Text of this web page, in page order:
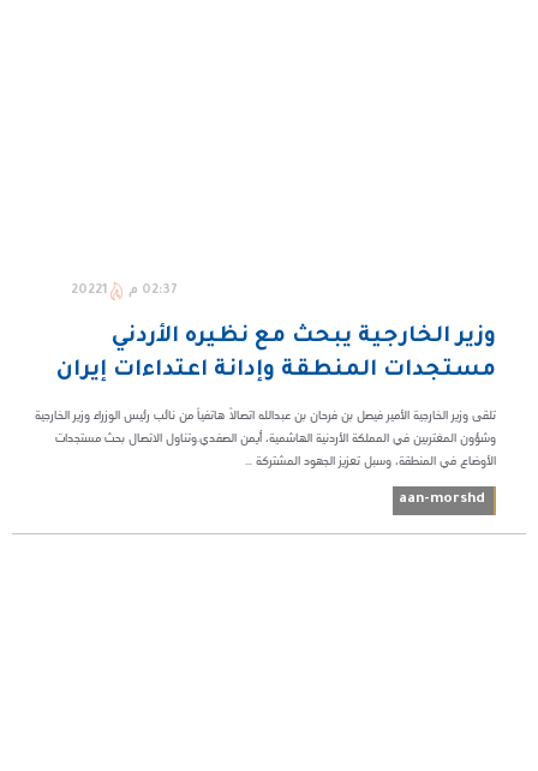
02:37 م 20221
وزير الخارجية يبحث مع نظيره الأردني
مستجدات المنطقة وإدانة اعتداءات إيران
تلقى وزير الخارجية الأمير فيصل بن فرحان بن عبدالله اتصالاً هاتفياً من نائب رئيس الوزراء وزير الخارجية
وشؤون المغتربين في المملكة الأردنية الهاشمية، أيمن الصفدي.وتناول الاتصال بحث مستجدات
الأوضاع في المنطقة، وسبل تعزيز الجهود المشتركة ...
aan-morshd